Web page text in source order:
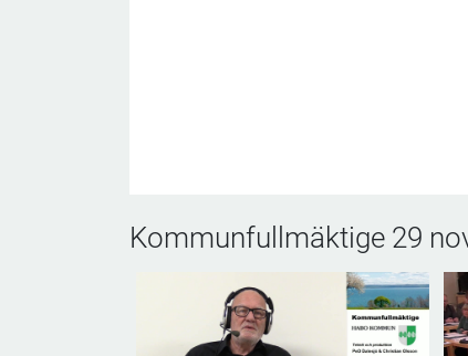
Kommunfullmäktige 29